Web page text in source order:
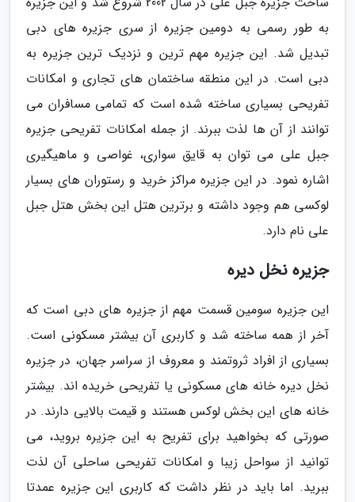
به طور رسمی به دومین جزیره از سری جزیره های دبی
تبدیل شد. این جزیره مهم ترین و نزدیک ترین جزیره به
دبی است. در این منطقه ساختمان های تجاری و امکانات
تفریحی بسیاری ساخته شده است که تمامی مسافران می
توانند از آن ها لذت ببرند. از جمله امکانات تفریحی جزیره
جبل علی می توان به قایق سواری، غواصی و ماهیگیری
اشاره نمود. در این جزیره مراکز خرید و رستوران های بسیار
لوکسی هم وجود داشته و برترین هتل این بخش هتل جبل
علی نام دارد.
جزیره نخل دیره
این جزیره سومین قسمت مهم از جزیره های دبی است که
آخر از همه ساخته شد و کاربری آن بیشتر مسکونی است.
بسیاری از افراد ثروتمند و معروف از سراسر جهان، در جزیره
نخل دیره خانه های مسکونی یا تفریحی خریده اند. بیشتر
خانه های این بخش لوکس هستند و قیمت بالایی دارند. در
صورتی که بخواهید برای تفریح به این جزیره بروید، می
توانید از سواحل زیبا و امکانات تفریحی ساحلی آن لذت
ببرید. اما باید در نظر داشت که کاربری این جزیره عمدتا